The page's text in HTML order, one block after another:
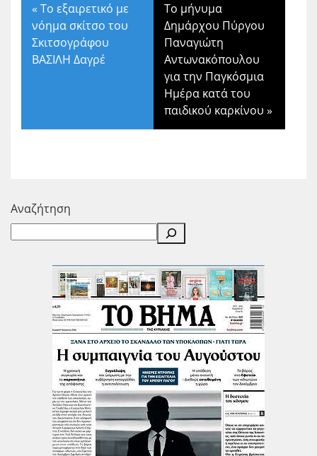
« Το εξαιρετικό με
νόημα σκίτσο του
Σκιτσογράφου
ΒΑΣΙΛΗ Δαγρέ
Το μήνυμα
Δημάρχου Πύργου
Παναγιώτη
Αντωνακόπουλου
για την Παγκόσμια
Ημέρα κατά του
παιδικού καρκίνου »
Αναζήτηση